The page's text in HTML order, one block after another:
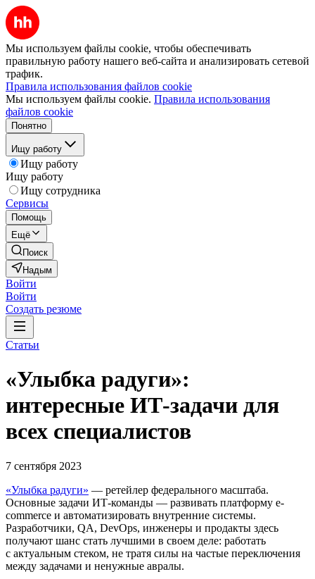
Мы используем файлы cookie, чтобы обеспечивать
правильную работу нашего веб-сайта и анализировать сетевой
трафик.
Правила использования файлов cookie
Мы используем файлы cookie. Правила использования
файлов cookie
Понятно
Ищу работу
Ищу работу
Ищу работу
Ищу сотрудника
Сервисы
Помощь
Ещё
Поиск
Надым
Войти
Войти
Создать резюме
Статьи
«Улыбка радуги»:
интересные ИТ-задачи для
всех специалистов
7 сентября 2023
«Улыбка радуги» — ретейлер федерального масштаба.
Основные задачи ИТ-команды — развивать платформу e-
commerce и автоматизировать внутренние системы.
Разработчики, QA, DevOps, инженеры и продакты здесь
получают шанс стать лучшими в своем деле: работать
с актуальным стеком, не тратя силы на частые переключения
между задачами и ненужные авралы.